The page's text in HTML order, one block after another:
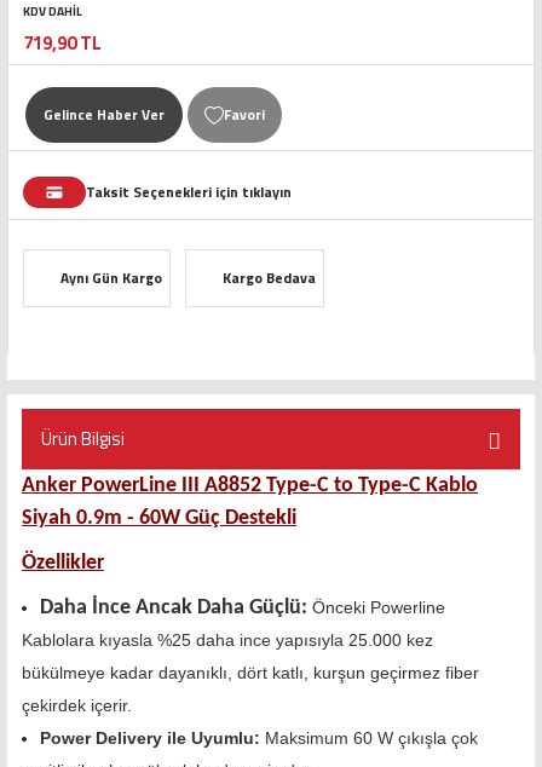
KDV DAHİL
719,90 TL
Gelince Haber Ver
Taksit Seçenekleri için tıklayın
Aynı Gün Kargo Kargo Bedava
Ürün Bilgisi
Anker PowerLine III A8852 Type-C to Type-C Kablo
Siyah 0.9m - 60W Güç Destekli
Özellikler
Daha İnce Ancak Daha Güçlü: Önceki Powerline
Kablolara kıyasla %25 daha ince yapısıyla 25.000 kez
bükülmeye kadar dayanıklı, dört katlı, kurşun geçirmez fiber
çekirdek içerir.
Power Delivery ile Uyumlu: Maksimum 60 W çıkışla çok